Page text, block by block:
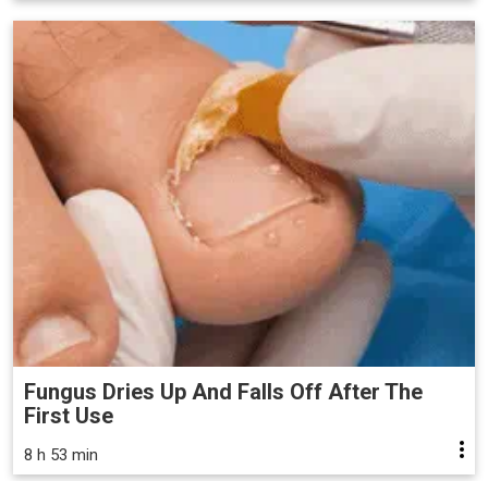
Fungus Dries Up And Falls Off After The
First Use
8 h 53 min